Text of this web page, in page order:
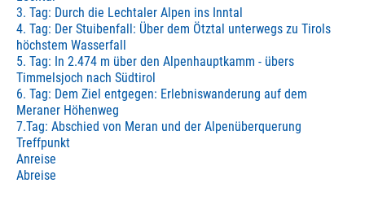
3. Tag: Durch die Lechtaler Alpen ins Inntal
4. Tag: Der Stuibenfall: Über dem Ötztal unterwegs zu Tirols
höchstem Wasserfall
5. Tag: In 2.474 m über den Alpenhauptkamm - übers
Timmelsjoch nach Südtirol
6. Tag: Dem Ziel entgegen: Erlebniswanderung auf dem
Meraner Höhenweg
7.Tag: Abschied von Meran und der Alpenüberquerung
Treffpunkt
Anreise
Abreise